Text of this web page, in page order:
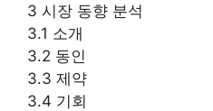
3 시장 동향 분석
3.1 소개
3.2 동인
3.3 제약
3.4 기회